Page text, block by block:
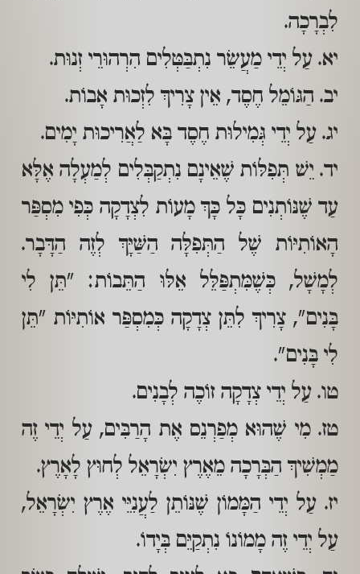
לִבְרָכָה.
יא. עַל יְדֵי מַעֲשֵׂר נִתְבַּטְּלִים הִרְהוּרֵי זְנוּת.
יב. הַגּוֹמֵל חֶסֶד, אֵין צָרִיךְ לִזְכוּת אָבוֹת.
יג. עַל יְדֵי גְּמִילוּת חֶסֶד בָּא לַאֲרִיכוּת יָמִים.
יד. יֵשׁ תְּפִלּוֹת שֶׁאֵינָם נִתְקַבְּלִים לְמַעְלָה אֶלָּא
עַד שֶׁנּוֹתְנִים כָּל כָּךְ מָעוֹת לִצְדָקָה כְּפִי מִסְפַּר
הָאוֹתִיּוֹת שֶׁל הַתְּפִלָּה הַשַּׁיָּךְ לְזֶה הַדָּבָר.
לְמָשָׁל, כְּשֶׁמִּתְפַּלֵּל אֵלּוּ הַתֵּבוֹת: "תֵּן לִי
בָּנִים", צָרִיךְ לִתֵּן צְדָקָה כְּמִסְפַּר אוֹתִיּוֹת "תֵּן
לִי בָּנִים".
טו. עַל יְדֵי צְדָקָה זוֹכֶה לְבָנִים.
טז. מִי שֶׁהוּא מְפַרְנֵס אֶת הָרַבִּים, עַל יְדֵי זֶה
מַמְשִׁיךְ הַבְּרָכָה מֵאֶרֶץ יִשְׂרָאֵל לְחוּץ לָאָרֶץ.
יז. עַל יְדֵי הַמָּמוֹן שֶׁנּוֹתֵן לַעֲנִיֵּי אֶרֶץ יִשְׂרָאֵל,
עַל יְדֵי זֶה מָמוֹנוֹ נִתְקַיֵּם בְּיָדוֹ.